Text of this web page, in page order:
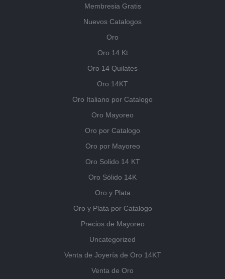
Membresia Gratis
Nuevos Catalogos
Oro
Oro 14 Kt
Oro 14 Quilates
Oro 14KT
Oro Italiano por Catalogo
Oro Mayoreo
Oro por Catalogo
Oro por Mayoreo
Oro Solido 14 KT
Oro Sólido 14K
Oro y Plata
Oro y Plata por Catalogo
Precios de Mayoreo
Uncategorized
Venta de Joyería de Oro 14KT
Venta de Oro